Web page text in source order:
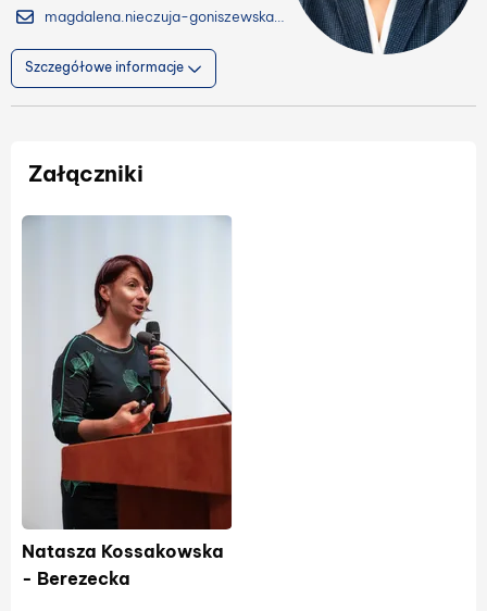
magdalena.nieczuja-goniszewska@ug.edu.pl
Szczegółowe informacje
Załączniki
Natasza Kossakowska
- Berezecka